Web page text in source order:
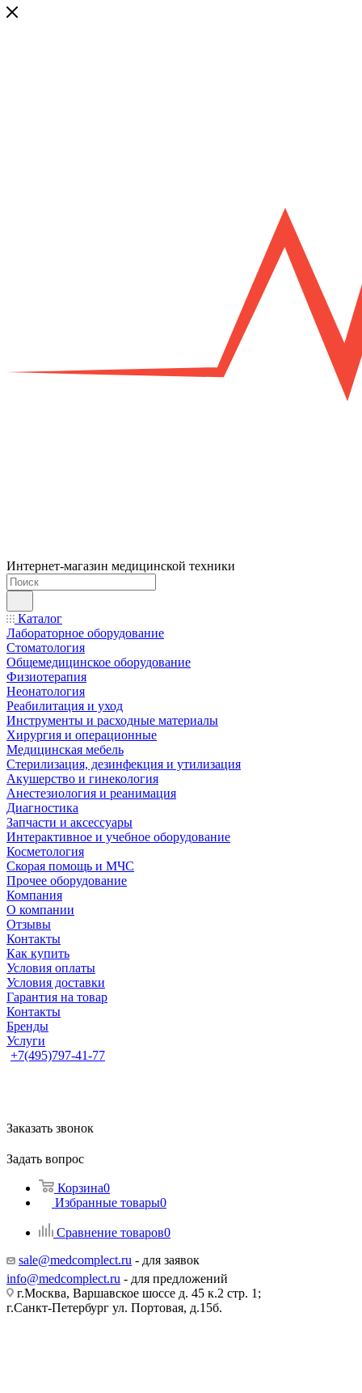
Интернет-магазин медицинской техники
Каталог
Лабораторное оборудование
Стоматология
Общемедицинское оборудование
Физиотерапия
Неонатология
Реабилитация и уход
Инструменты и расходные материалы
Хирургия и операционные
Медицинская мебель
Стерилизация, дезинфекция и утилизация
Акушерство и гинекология
Анестезиология и реанимация
Диагностика
Запчасти и аксессуары
Интерактивное и учебное оборудование
Косметология
Скорая помощь и МЧС
Прочее оборудование
Компания
О компании
Отзывы
Контакты
Как купить
Условия оплаты
Условия доставки
Гарантия на товар
Контакты
Бренды
Услуги
+7(495)797-41-77
Заказать звонок
Задать вопрос
Корзина0
Избранные товары0
Сравнение товаров0
sale@medcomplect.ru - для заявок
info@medcomplect.ru - для предложений
г.Москва, Варшавское шоссе д. 45 к.2 стр. 1;
г.Санкт-Петербург ул. Портовая, д.15б.